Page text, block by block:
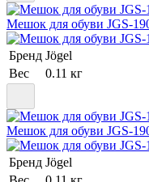
Мешок для обуви JGS-
Бренд Jögel
Вес
0.11 кг
Мешок для обуви JGS-
Бренд Jögel